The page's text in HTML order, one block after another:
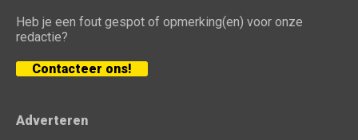
Heb je een fout gespot of opmerking(en) voor onze
redactie?
Contacteer ons!
Adverteren